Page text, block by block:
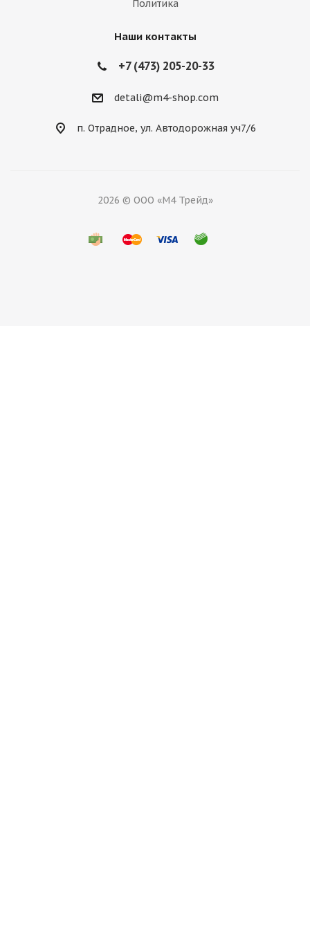
Политика
Наши контакты
+7 (473) 205-20-33
detali@m4-shop.com
п. Отрадное, ул. Автодорожная уч7/6
2026 © ООО «М4 Трейд»